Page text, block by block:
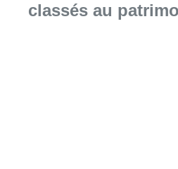
classés au